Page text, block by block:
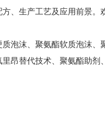
、生产工艺及应用前景。
泡沫、聚氨酯软质泡沫、
昂替代技术、聚氨酯助剂